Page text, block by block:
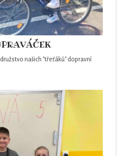
našich "třeťáků" dopravní